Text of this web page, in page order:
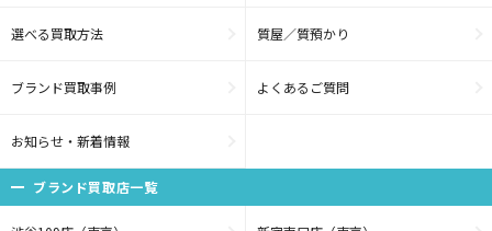
選べる買取方法 質屋／質預かり
ブランド買取事例 よくあるご質問
お知らせ・新着情報
ブランド買取店一覧